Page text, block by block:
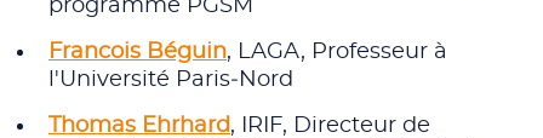
programme PGSM
Francois Béguin, LAGA, Professeur à
l'Université Paris‑Nord
Thomas Ehrhard, IRIF, Directeur de